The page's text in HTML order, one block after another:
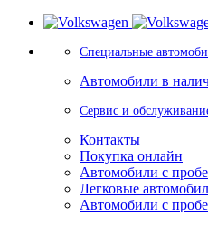
Специальные
Автомобили в
Сервис и
Контакты
Покупка онлайн
Автомобили с
Легковые
Автомобили с